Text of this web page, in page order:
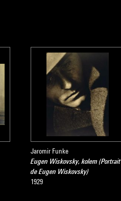
Jaromir Funke
Eugen Wiskovsky, kolem (Portrait
de Eugen Wiskovsky)
1929